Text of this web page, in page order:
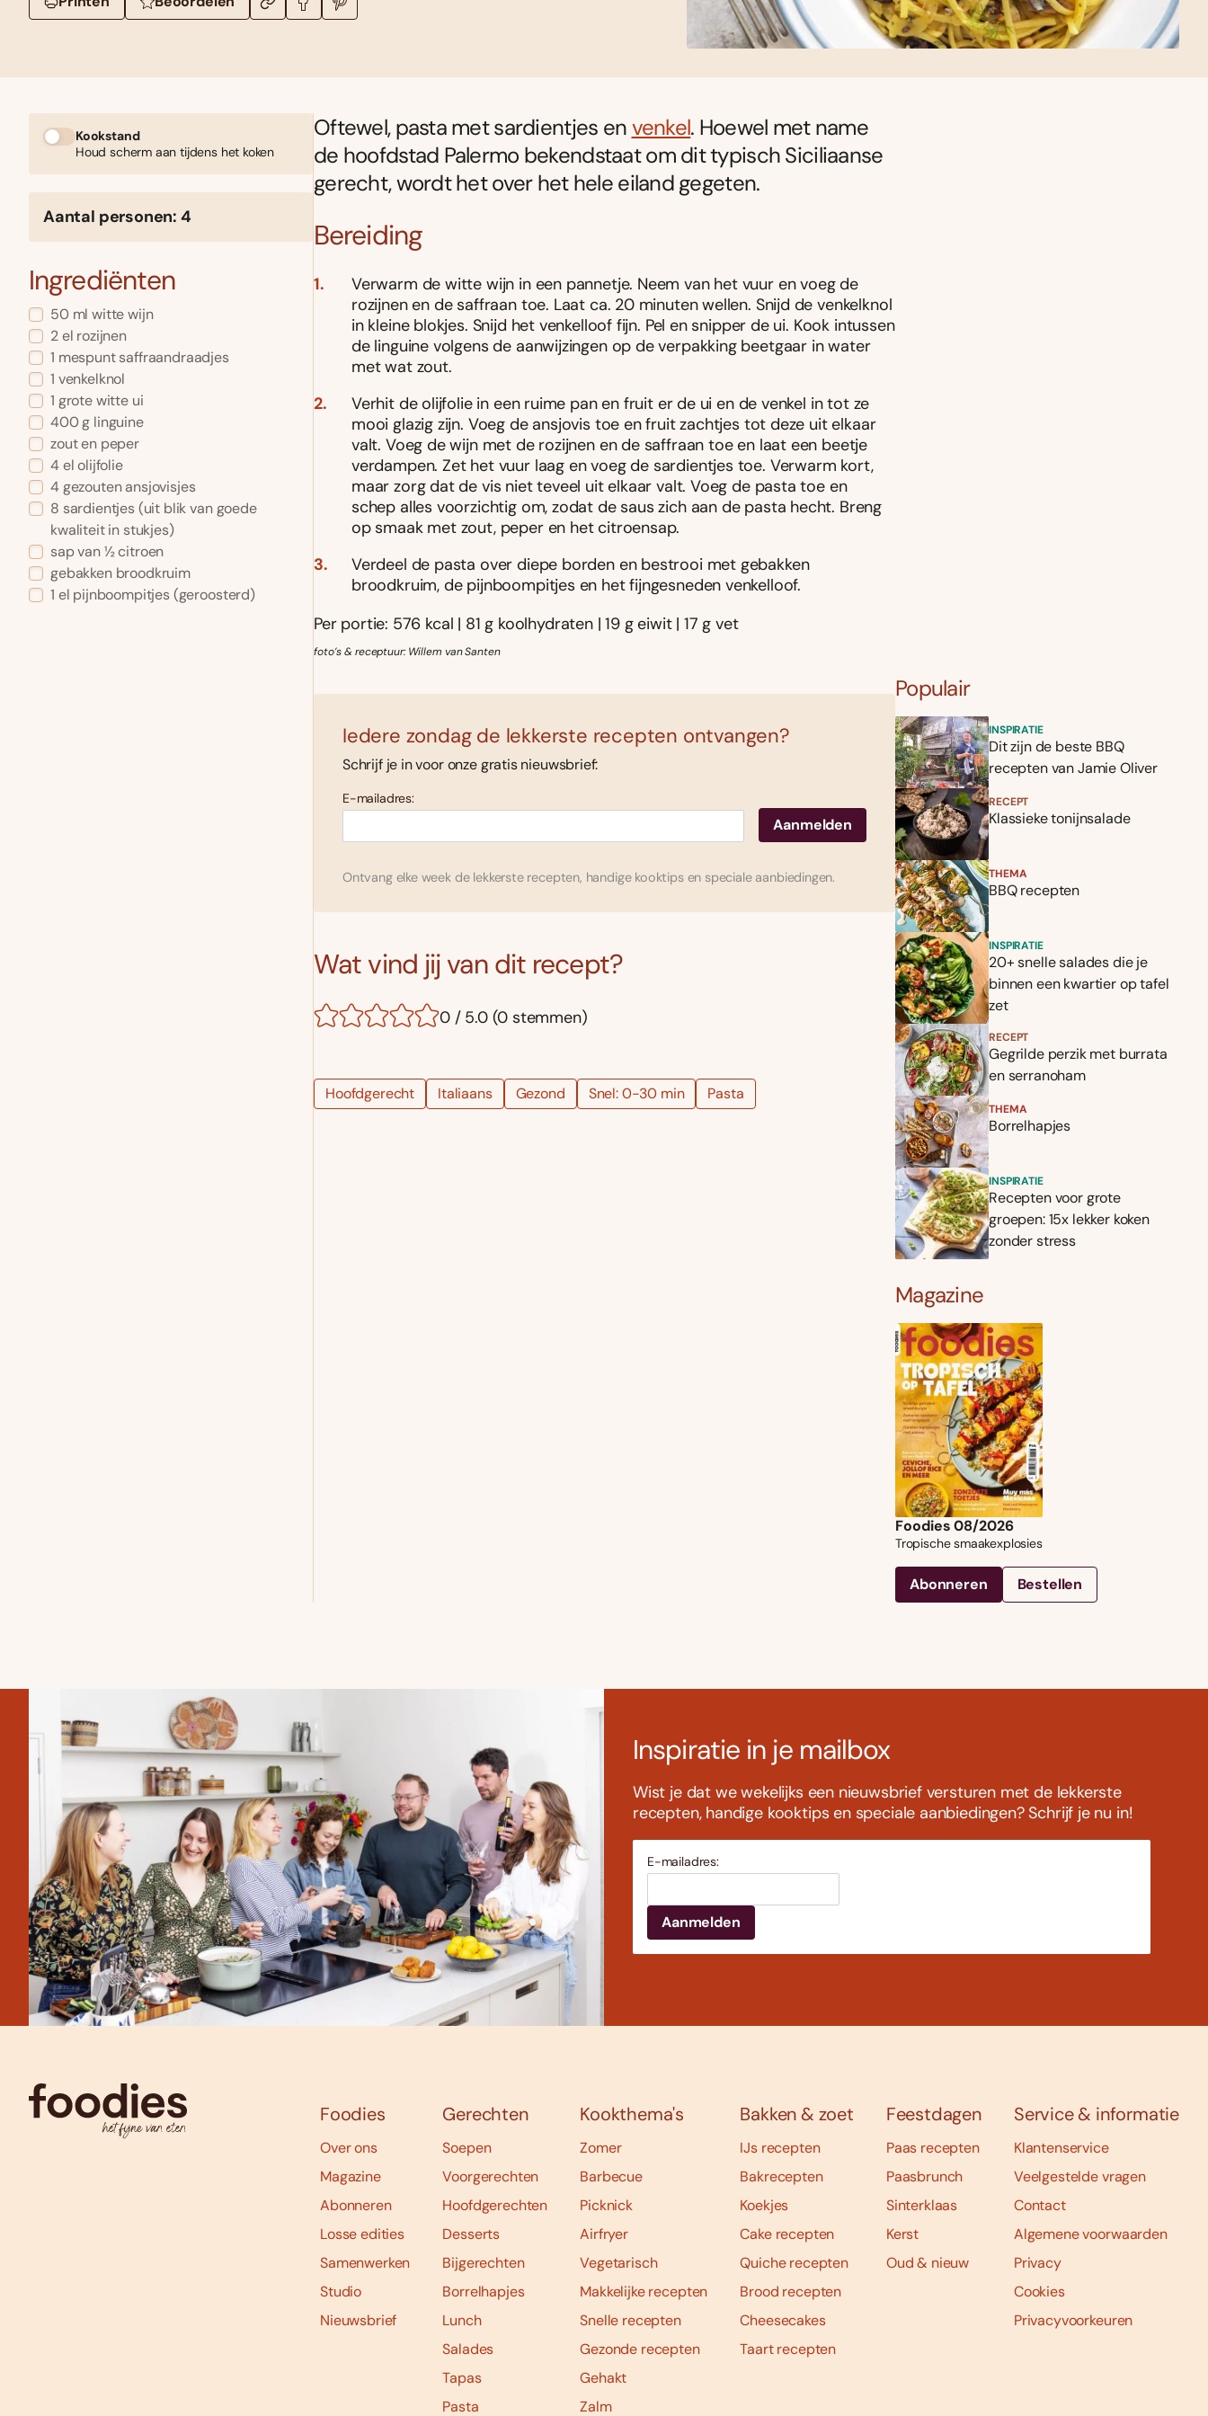
Kookstand
Houd scherm aan tijdens het koken
Aantal personen: 4
Ingrediënten
50 ml witte wijn
2 el rozijnen
1 mespunt saffraandraadjes
1 venkelknol
1 grote witte ui
400 g linguine
zout en peper
4 el olijfolie
4 gezouten ansjovisjes
8 sardientjes (uit blik van goede
kwaliteit in stukjes)
sap van ½ citroen
gebakken broodkruim
1 el pijnboompitjes (geroosterd)
Oftewel, pasta met sardientjes envenkel. Hoewel met name
de hoofdstad Palermo bekendstaat om dit typisch Siciliaanse
gerecht, wordt het over het hele eiland gegeten.
Bereiding
Verwarm de witte wijn in een pannetje. Neem van het vuur en voeg de
rozijnen en de saffraan toe. Laat ca. 20 minuten wellen. Snijd de venkelknol
in kleine blokjes. Snijd het venkelloof fijn. Pel en snipper de ui. Kook intussen
de linguine volgens de aanwijzingen op de verpakking beetgaar in water
met wat zout.
Verhit de olijfolie in een ruime pan en fruit er de ui en de venkel in tot ze
mooi glazig zijn. Voeg de ansjovis toe en fruit zachtjes tot deze uit elkaar
valt. Voeg de wijn met de rozijnen en de saffraan toe en laat een beetje
verdampen. Zet het vuur laag en voeg de sardientjes toe. Verwarm kort,
maar zorg dat de vis niet teveel uit elkaar valt. Voeg de pasta toe en
schep alles voorzichtig om, zodat de saus zich aan de pasta hecht. Breng
op smaak met zout, peper en het citroensap.
Verdeel de pasta over diepe borden en bestrooi met gebakken
broodkruim, de pijnboompitjes en het fijngesneden venkelloof.
Per portie: 576 kcal | 81 g koolhydraten | 19 g eiwit | 17 g vet
foto’s & receptuur: Willem van Santen
Iedere zondag de lekkerste recepten ontvangen?
Schrijf je in voor onze gratis nieuwsbrief:
E-mailadres:
Ontvang elke week de lekkerste recepten, handige kooktips en speciale aanbiedingen.
Wat vind jij van dit recept?
0 / 5.0 (0 stemmen)
Hoofdgerecht Italiaans Gezond Snel: 0-30 min Pasta
Populair
INSPIRATIE
Dit zijn de beste BBQ
recepten van Jamie Oliver
RECEPT
Klassieke tonijnsalade
THEMA
BBQ recepten
INSPIRATIE
20+ snelle salades die je
binnen een kwartier op tafel
zet
RECEPT
Gegrilde perzik met burrata
en serranoham
THEMA
Borrelhapjes
INSPIRATIE
Recepten voor grote
groepen: 15x lekker koken
zonder stress
Magazine
Foodies 08/2026
Tropische smaakexplosies
Abonneren Bestellen
Inspiratie in je mailbox
Wist je dat we wekelijks een nieuwsbrief versturen met de lekkerste
recepten, handige kooktips en speciale aanbiedingen? Schrijf je nu in!
E-mailadres:
Foodies
Over ons
Magazine
Abonneren
Losse edities
Samenwerken
Studio
Nieuwsbrief
Gerechten
Soepen
Voorgerechten
Hoofdgerechten
Desserts
Bijgerechten
Borrelhapjes
Lunch
Salades
Tapas
Pasta
Kookthema's
Zomer
Barbecue
Picknick
Airfryer
Vegetarisch
Makkelijke recepten
Snelle recepten
Gezonde recepten
Gehakt
Zalm
Bakken & zoet
IJs recepten
Bakrecepten
Koekjes
Cake recepten
Quiche recepten
Brood recepten
Cheesecakes
Taart recepten
Feestdagen
Paas recepten
Paasbrunch
Sinterklaas
Kerst
Oud & nieuw
Service & informatie
Klantenservice
Veelgestelde vragen
Contact
Algemene voorwaarden
Privacy
Cookies
Privacyvoorkeuren